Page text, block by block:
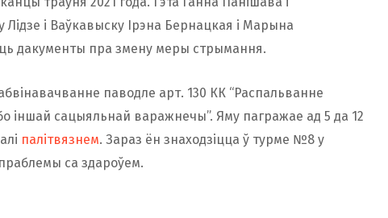
Лідзе і Ваўкавыску Ірэна Бернацкая і Марына
дакументы пра змену меры стрымання.
паводле арт. 130 КК “Распальванне
іншай сацыяльнай варажнечы”. Яму пагражае ад 5 да 12
палітвязнем. Зараз ён знаходзіцца ў турме №8 у
са здароўем.